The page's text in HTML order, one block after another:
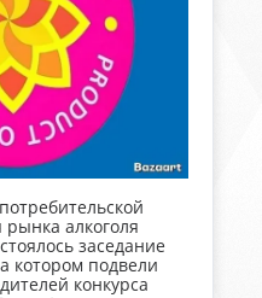
алкоголя
заседание
котором подвели
конкурса